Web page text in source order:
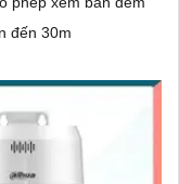
đến 30m